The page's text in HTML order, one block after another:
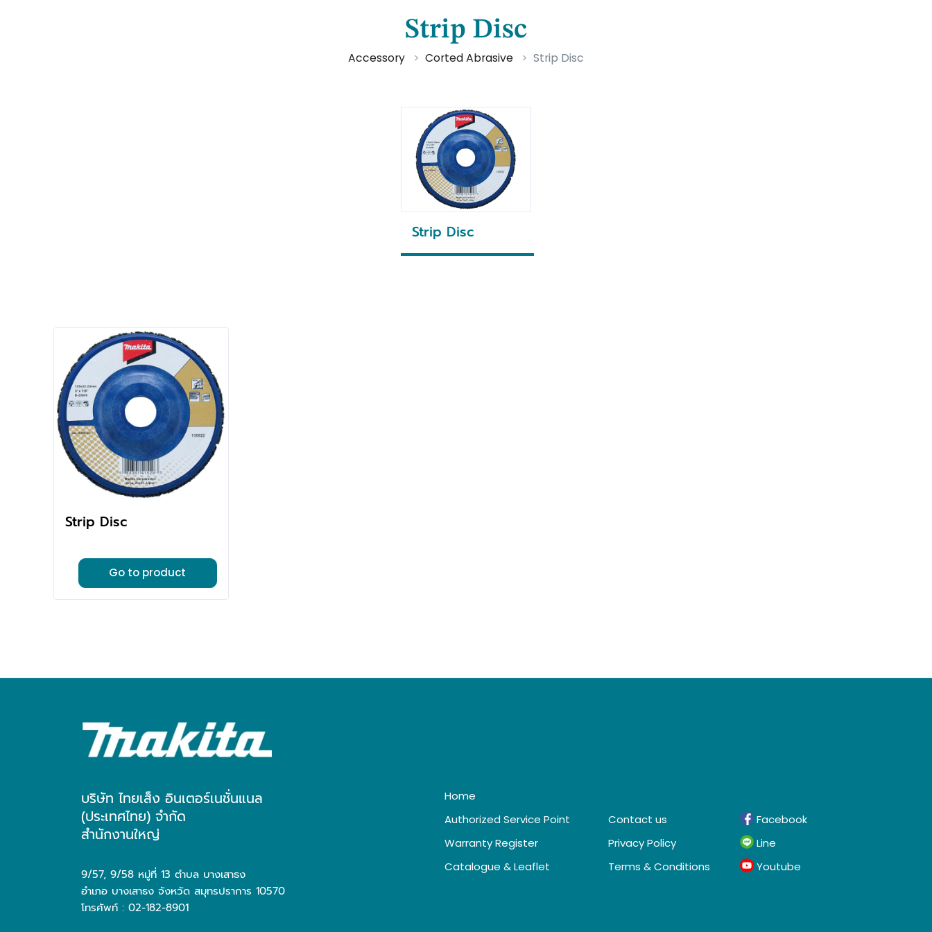
Strip Disc
Accessory Corted Abrasive Strip Disc
Strip Disc
Strip Disc
Go to product
บริษัท ไทยเส็ง อินเตอร์เนชั่นแนล
(ประเทศไทย) จำกัด
สำนักงานใหญ่
9/57, 9/58 หมู่ที่ 13 ตำบล บางเสาธง
อำเภอ บางเสาธง จังหวัด สมุทรปราการ 10570
โทรศัพท์ : 02-182-8901
Home
Authorized Service Point
Warranty Register
Catalogue & Leaflet
Contact us
Privacy Policy
Terms & Conditions
Facebook
Line
Youtube